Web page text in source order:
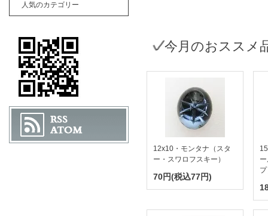
今月のおススメ
12x10・モンタナ（スタ
ー・スワロフスキー）
70円(税込77円)
人気のカテゴリー